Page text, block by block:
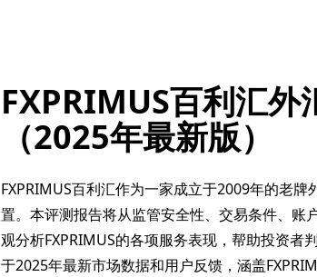
FXPRIMUS百利汇
（2025年最新版）
FXPRIMUS百利汇作为一家成立于2009年的老
置。本评测报告将从监管安全性、交易条件、账
观分析FXPRIMUS的各项服务表现，帮助投资者
于2025年最新市场数据和用户反馈，涵盖